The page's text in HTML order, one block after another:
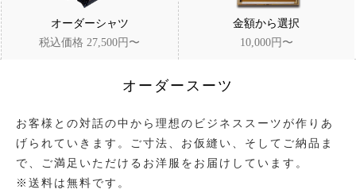
オーダーシャツ
税込価格 27,500円〜
金額から選択
10,000円〜
オーダースーツ
お客様との対話の中から理想のビジネススーツが作りあ
げられていきます。ご寸法、お仮縫い、そしてご納品ま
で、ご満足いただけるお洋服をお届けしています。
※送料は無料です。